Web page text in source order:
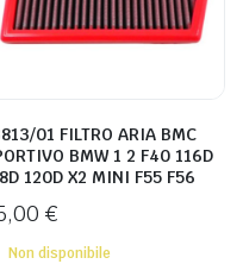
01 FILTRO ARIA BMC
BMW 1 2 F40 116D
120D X2 MINI F55 F56
€
Non disponibile